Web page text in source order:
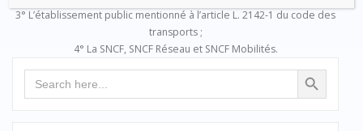
3° L’établissement public mentionné à l’article L. 2142-1 du code des
transports ;
4° La SNCF, SNCF Réseau et SNCF Mobilités.
Search Search Button